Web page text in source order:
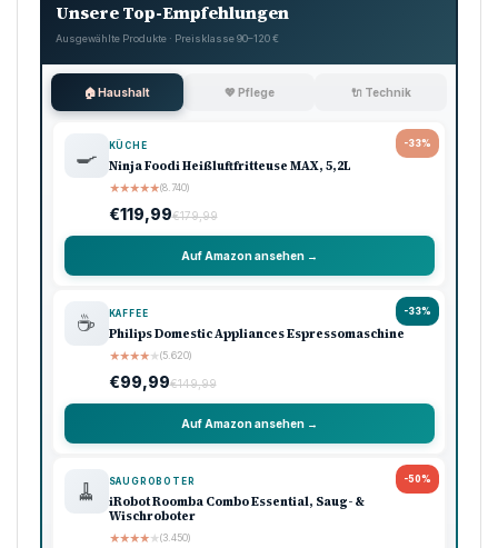
Unsere Top-Empfehlungen
Ausgewählte Produkte · Preisklasse 90–120 €
🏠 Haushalt 💖 Pflege 🔌 Technik
-33%
🍳 KÜCHE
Ninja Foodi Heißluftfritteuse MAX, 5,2L
★★★★★(8.740)
€119,99€179,99
Auf Amazon ansehen →
-33%
☕ KAFFEE
Philips Domestic Appliances Espressomaschine
★★★★★(5.620)
€99,99€149,99
Auf Amazon ansehen →
-50%
🧹 SAUGROBOTER
iRobot Roomba Combo Essential, Saug- &
Wischroboter
★★★★★(3.450)